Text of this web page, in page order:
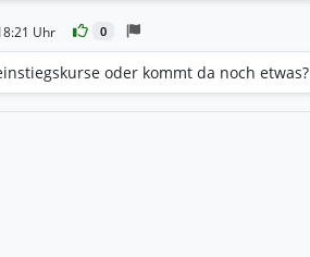
Uhr 0
oder kommt da noch etwas?